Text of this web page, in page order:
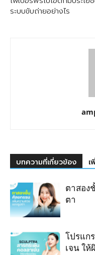
ระบบขับถ่ายอย่างไร
บทความที่เกี่ยวข้อง เ
ตาสอง
ตา
โปรแก
เจน ให้